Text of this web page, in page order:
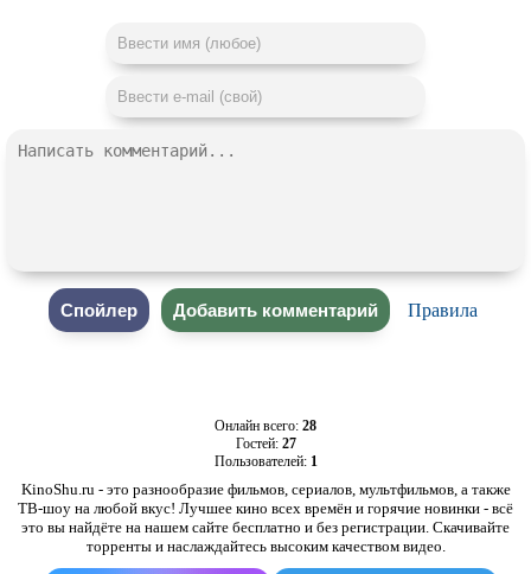
Правила
Онлайн всего: 28
Гостей: 27
Пользователей: 1
KinoShu.ru - это разнообразие фильмов, сериалов, мультфильмов, а также
ТВ-шоу на любой вкус! Лучшее кино всех времён и горячие новинки - всё
это вы найдёте на нашем сайте бесплатно и без регистрации. Скачивайте
торренты и наслаждайтесь высоким качеством видео.